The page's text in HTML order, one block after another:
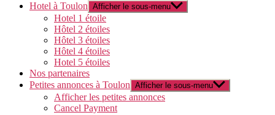
Hotel à Toulon Afficher le sous-menu
Hotel 1 étoile
Hôtel 2 étoiles
Hôtel 3 étoiles
Hôtel 4 étoiles
Hotel 5 étoiles
Nos partenaires
Petites annonces à Toulon Afficher le sous-menu
Afficher les petites annonces
Cancel Payment